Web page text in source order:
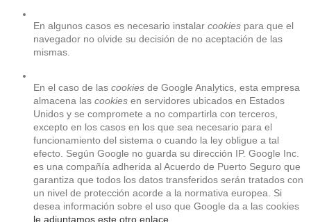
En algunos casos es necesario instalar cookies para que el
navegador no olvide su decisión de no aceptación de las
mismas.
En el caso de las cookies de Google Analytics, esta empresa
almacena las cookies en servidores ubicados en Estados
Unidos y se compromete a no compartirla con terceros,
excepto en los casos en los que sea necesario para el
funcionamiento del sistema o cuando la ley obligue a tal
efecto. Según Google no guarda su dirección IP. Google Inc.
es una compañía adherida al Acuerdo de Puerto Seguro que
garantiza que todos los datos transferidos serán tratados con
un nivel de protección acorde a la normativa europea. Si
le adjuntamos este otro enlace